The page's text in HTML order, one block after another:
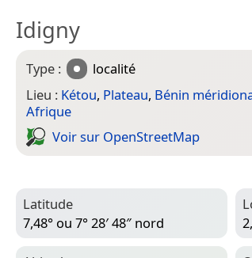
Idigny
Type :
localité
Lieu : Kétou, Plateau, Bénin
Afrique
Voir sur Open­Street­Map
Latitude
7,48° ou 7° 28′ 48″ nord